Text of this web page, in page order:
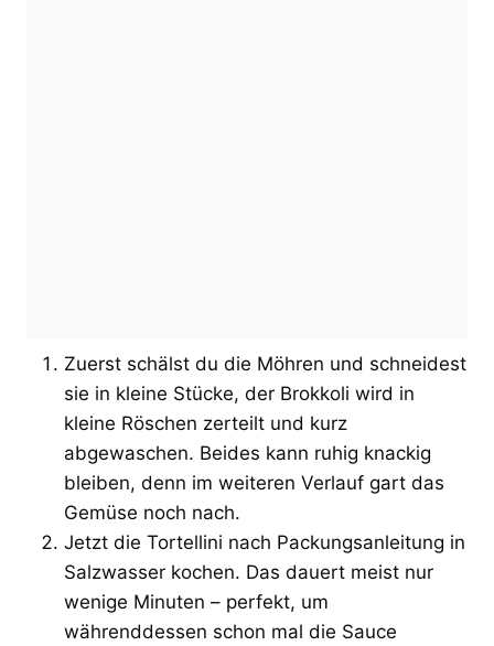
Zuerst schälst du die Möhren und schneidest
sie in kleine Stücke, der Brokkoli wird in
kleine Röschen zerteilt und kurz
abgewaschen. Beides kann ruhig knackig
bleiben, denn im weiteren Verlauf gart das
Gemüse noch nach.
Jetzt die Tortellini nach Packungsanleitung in
Salzwasser kochen. Das dauert meist nur
wenige Minuten – perfekt, um
währenddessen schon mal die Sauce